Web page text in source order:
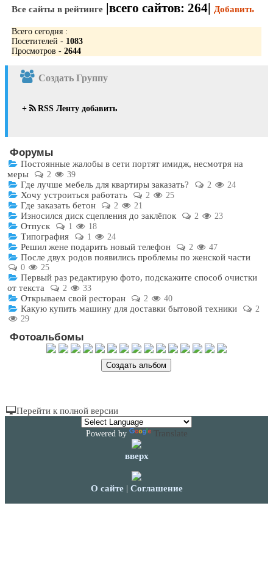
Все сайты в рейтинге |всего сайтов: 264| Добавить
Всего сегодня :
Посетителей - 1083
Просмотров - 2644
Создать Группу
+ RSS Ленту добавить
Форумы
Постоянные жалобы в сети портят имидж, несмотря на
меры
2 39
Где лучше мебель для квартиры заказать? 2 24
Хочу устроиться работать 2 25
Где заказать бетон 2 21
Износился диск сцепления до заклёпок 2 23
Отпуск 1 18
Типография 1 24
Решил жене подарить новый телефон 2 47
После двух родов появились проблемы по женской части
0 25
Первый раз редактирую фото, подскажите способ очистки
от текста
2 33
Открываем свой ресторан 2 40
Какую купить машину для доставки бытовой техники
2
29
Фотоальбомы
Создать альбом
Перейти к полной версии
Powered by Translate
вверх
О сайте| Соглашение